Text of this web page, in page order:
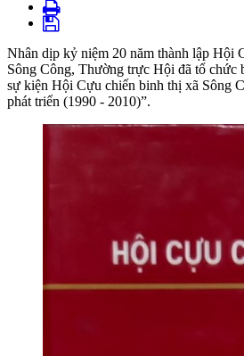
Nhân dịp kỷ niệm 20 năm thành lập Hội
Sông Công, Thường trực Hội đã tổ chức
sự kiện Hội Cựu chiến binh thị xã Sông
phát triển (1990 - 2010)”.